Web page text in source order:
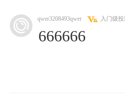
qwer3208493qwer 入门级
666666